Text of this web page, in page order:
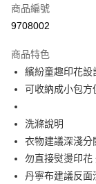
超商取貨付款
街口支付
悠遊付
大哥付你分期
相關說明
【大哥付你分期使用
1.本服務由台灣大哥
2.付款方式選擇「大
ATM付款
商品編號
9708002
商品特色
繽紛童趣印花設
可收納成小包方
洗滌說明
衣物建議深淺分
勿直接熨燙印花
丹寧布建議反面